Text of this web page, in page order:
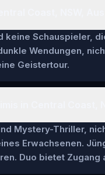
keine Schauspieler,
Wendungen,
Geistertour.
Mystery-Thriller,
Erwachsenen.
Duo bietet Zugang